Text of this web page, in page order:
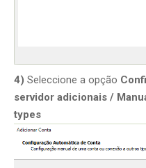
4) Seleccione a opção
servidor adicionais /
types